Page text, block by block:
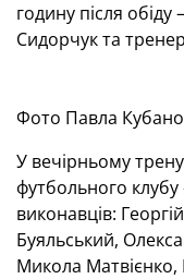
годину після
Сидорчук та
Фото Павла
У вечірньому
футбольного клубу
виконавців:
Буяльський,
Микола Матвієнко,